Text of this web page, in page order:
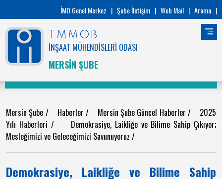
İMO Genel Merkez | Şube İletişim | Web Mail | Arama |
TMMOB
İNŞAAT MÜHENDİSLERİ ODASI
MERSİN ŞUBE
Mersin Şube / Haberler / Mersin Şube Güncel Haberler/ 2025
Yılı Haberleri /
Demokrasiye, Laikliğe ve Bilime Sahip Çıkıyor;
Mesleğimizi ve Geleceğimizi Savunuyoruz /
Demokrasiye, Laikliğe ve Bilime Sahip